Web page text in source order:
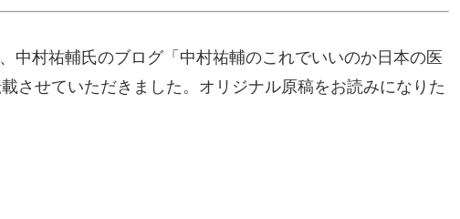
中村祐輔氏のブログ「中村祐輔のこれでいいのか日本の医
させていただきました。オリジナル原稿をお読みになりた